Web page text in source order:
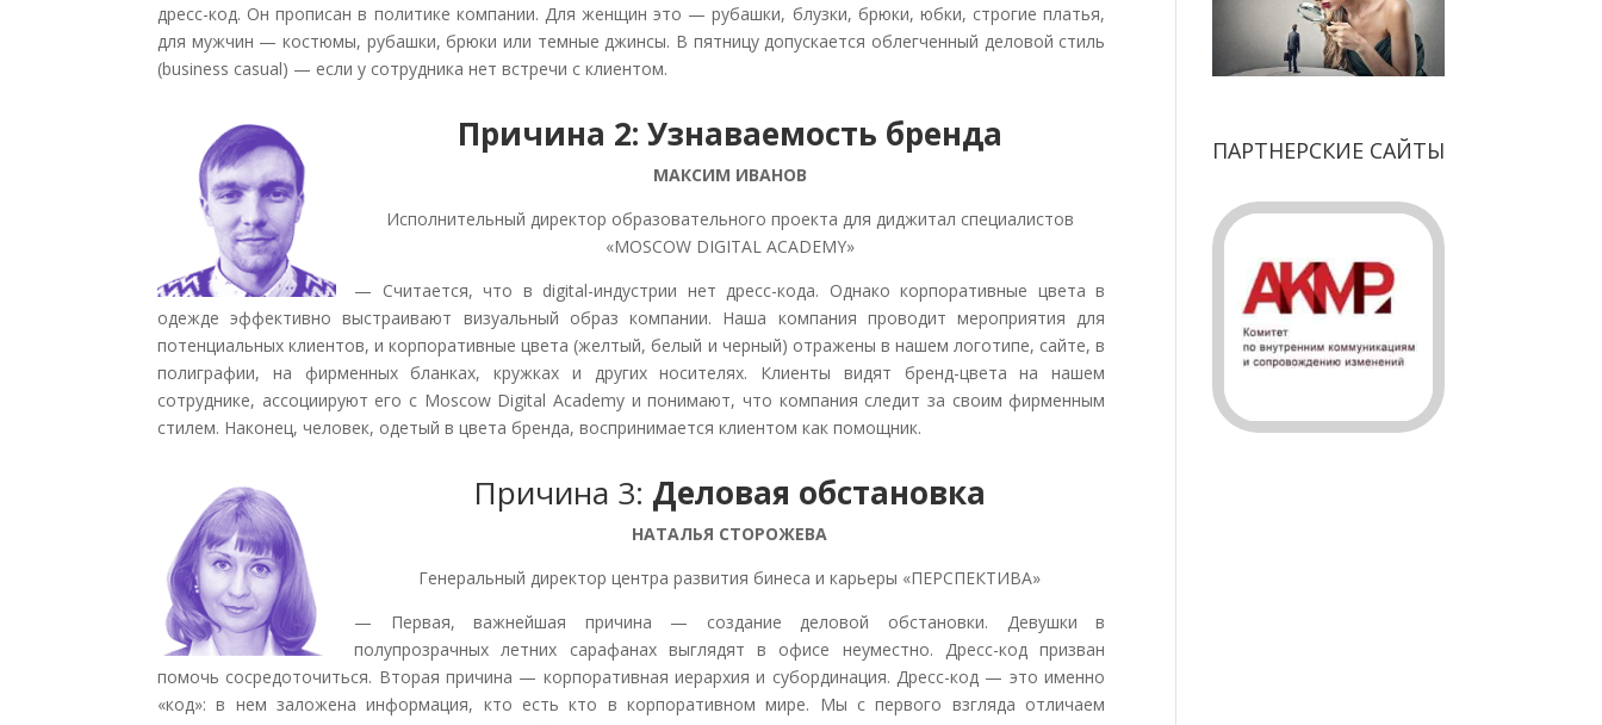
дресс-код. Он прописан в политике компании. Для женщин это — рубашки, блузки, брюки, юбки, строгие платья,
для мужчин — костюмы, рубашки, брюки или темные джинсы. В пятницу допускается облегченный деловой стиль
(business casual) — если у сотрудника нет встречи с клиентом.
Причина 2: Узнаваемость бренда
МАКСИМ ИВАНОВ
Исполнительный директор образовательного проекта для диджитал специалистов
«MOSCOW DIGITAL ACADEMY»
— Считается, что в digital-индустрии нет дресс-кода. Однако корпоративные цвета в
одежде эффективно выстраивают визуальный образ компании. Наша компания проводит мероприятия для
потенциальных клиентов, и корпоративные цвета (желтый, белый и черный) отражены в нашем логотипе, сайте, в
полиграфии, на фирменных бланках, кружках и других носителях. Клиенты видят бренд-цвета на нашем
сотруднике, ассоциируют его с Moscow Digital Academy и понимают, что компания следит за своим фирменным
стилем. Наконец, человек, одетый в цвета бренда, воспринимается клиентом как помощник.
Причина 3: Деловая обстановка
НАТАЛЬЯ СТОРОЖЕВА
Генеральный директор центра развития бинеса и карьеры «ПЕРСПЕКТИВА»
— Первая, важнейшая причина — создание деловой обстановки. Девушки в
полупрозрачных летних сарафанах выглядят в офисе неуместно. Дресс-код призван
помочь сосредоточиться. Вторая причина — корпоративная иерархия и субординация. Дресс-код — это именно
«код»: в нем заложена информация, кто есть кто в корпоративном мире. Мы с первого взгляда отличаем
ПАРТНЕРСКИЕ САЙТЫ